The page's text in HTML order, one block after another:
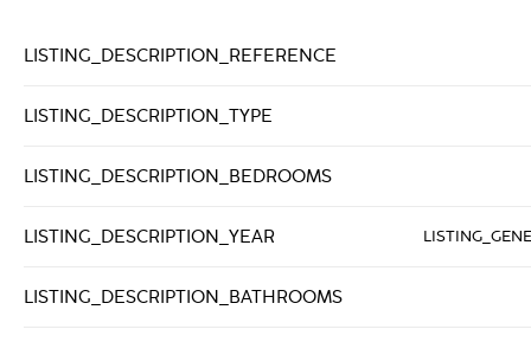
LISTING_DESCRIPTION_REFERENCE
LISTING_DESCRIPTION_TYPE
LISTING_DESCRIPTION_BEDROOMS
LISTING_DESCRIPTION_YEAR
LISTING_DESCRIPTION_BATHROOMS